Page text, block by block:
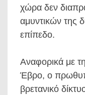
χώρα δεν
αμυντικών της
επίπεδο.
Αναφορικά με
Έβρο, ο
βρετανικό